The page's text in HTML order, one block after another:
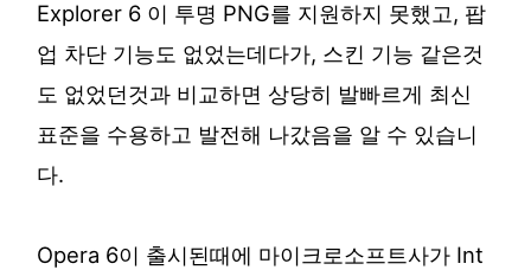
Explorer 6 이 투명 PNG를 지원하지 못했고, 팝
업 차단 기능도 없었는데다가, 스킨 기능 같은것
도 없었던것과 비교하면 상당히 발빠르게 최신
표준을 수용하고 발전해 나갔음을 알 수 있습니
다.
Opera 6이 출시된때에 마이크로소프트사가 Int